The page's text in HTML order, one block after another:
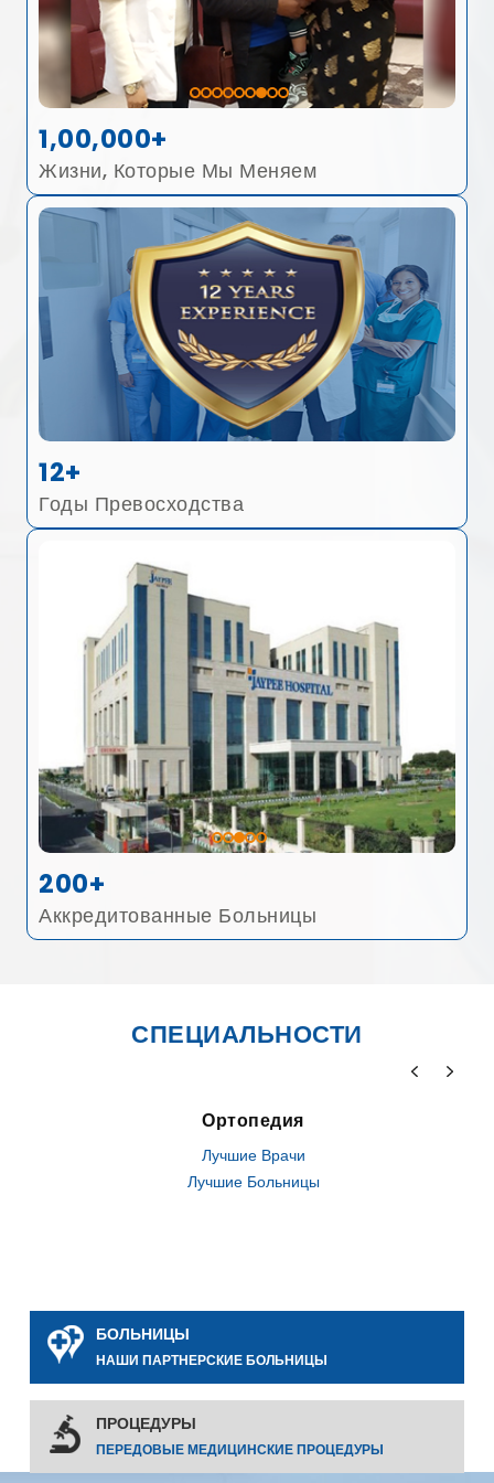
1,00,000+
Жизни, Которые Мы Меняем
12+
Годы Превосходства
200+
Аккредитованные Больницы
СПЕЦИАЛЬНОСТИ
Ортопедия
Лучшие Врачи
Лучшие Больницы
БОЛЬНИЦЫ
НАШИ ПАРТНЕРСКИЕ БОЛЬНИЦЫ
ПРОЦЕДУРЫ
ПЕРЕДОВЫЕ МЕДИЦИНСКИЕ ПРОЦЕДУРЫ
0 0 0